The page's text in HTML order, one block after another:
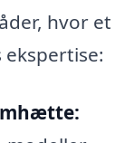
hvor et